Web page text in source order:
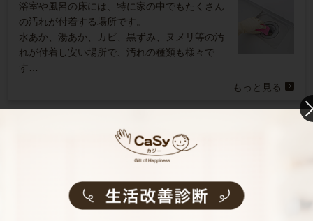
浴室や風呂の床には、特に家の中でもたくさん
の汚れが付着する場所です。
水あか、湯あか、カビ、黒ずみ、ヌメリ等の汚
れが付着し安い場所で、汚れの種類も様々で
す…
もっと見る
毎日掃除をしなくてはいけないのが浴室で、一
日の終わりに今日の疲れを取るためにゆったり
と湯船につかり体を休めるためには綺麗に保っ
ておく必要があります…